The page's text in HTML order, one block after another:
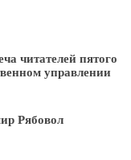
читателей пятого
управлении
Рябовол